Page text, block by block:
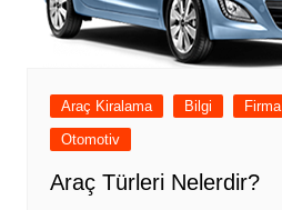
Araç Kiralama Bilgi Firma
Otomotiv
Araç Türleri Nelerdir?